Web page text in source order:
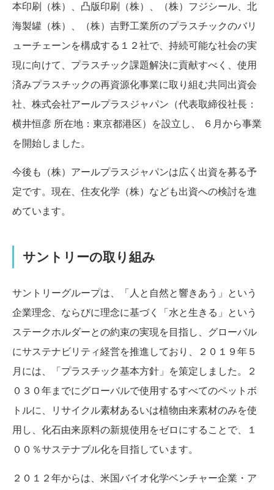
本印刷（株）、凸版印刷（株）、（株）フジシール、北
海製罐（株）、（株）吉野工業所のプラスチックのバリ
ューチェーンを構成する１２社で、持続可能な社会の実
現に向けて、プラスチック課題解決に貢献すべく、使用
済みプラスチックの再資源化事業に取り組む共同出資会
社、株式会社アールプラスジャパン（代表取締役社長：
横井恒彦 所在地：東京都港区）を設立し、 ６月から事業
を開始しました。
今後も（株）アールプラスジャパンは広く出資を募る予
定です。現在、住友化学（株）なども出資への検討を進
めています。
サントリーの取り組み
サントリーグループは、「人と自然と響きあう」という
企業理念、ならびに理念に基づく「水と生きる」という
ステークホルダーとの約束の実現を目指し、グローバル
にサステナビリティ経営を推進しており、２０１９年５
月には、
「プラスチック基本方針」
を策定しました。２
０３０年までにグローバルで使用するすべてのペットボ
トルに、リサイクル素材あるいは植物由来素材のみを使
用し、化石由来原料の新規使用をゼロにすることで、１
００％サステナブル化を目指しています。
２０１２年からは、米国バイオ化学ベンチャー企業・ア